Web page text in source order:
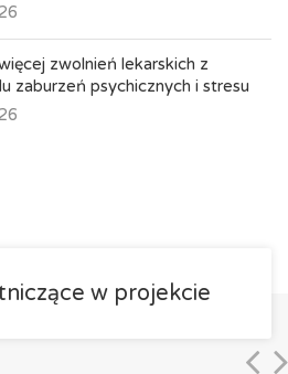
zwolnień lekarskich z
zaburzeń psychicznych i stresu
w projekcie